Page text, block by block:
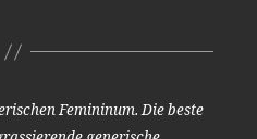
Femininum. Die beste